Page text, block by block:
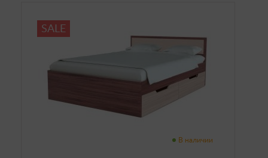
SALE
В наличии